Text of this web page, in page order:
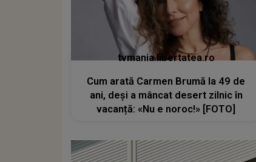
tvmania.libertatea.ro
Cum arată Carmen Brumă la 49 de
ani, deși a mâncat desert zilnic în
vacanță: «Nu e noroc!» [FOTO]